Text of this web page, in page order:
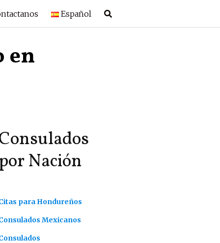
Español
en
Nación
para Hondureños
Mexicanos